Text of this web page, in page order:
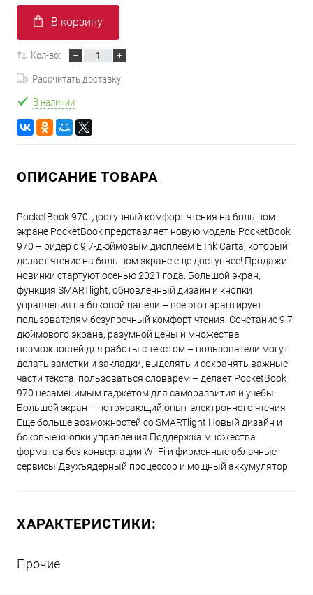
В корзину
Кол-во:
Рассчитать доставку
В наличии
ОПИСАНИЕ ТОВАРА
PocketBook 970: доступный комфорт чтения на большом
экране PocketBook представляет новую модель PocketBook
970 – ридер с 9,7-дюймовым дисплеем E Ink Carta, который
делает чтение на большом экране еще доступнее! Продажи
новинки стартуют осенью 2021 года. Большой экран,
функция SMARTlight, обновленный дизайн и кнопки
управления на боковой панели – все это гарантирует
пользователям безупречный комфорт чтения. Сочетание 9,7-
дюймового экрана, разумной цены и множества
возможностей для работы с текстом – пользователи могут
делать заметки и закладки, выделять и сохранять важные
части текста, пользоваться словарем – делает PocketBook
970 незаменимым гаджетом для саморазвития и учебы.
Большой экран – потрясающий опыт электронного чтения
Еще больше возможностей со SMARTlight Новый дизайн и
боковые кнопки управления Поддержка множества
форматов без конвертации Wi-Fi и фирменные облачные
сервисы Двухъядерный процессор и мощный аккумулятор
ХАРАКТЕРИСТИКИ:
Прочие